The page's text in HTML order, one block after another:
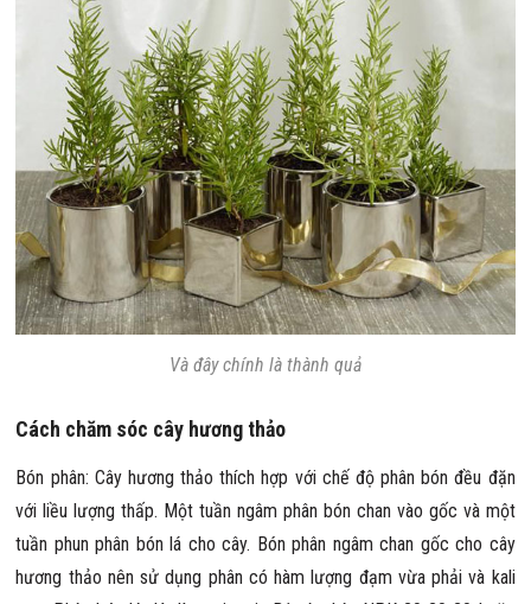
Và đây chính là thành quả
Cách chăm sóc cây hương thảo
Bón phân: Cây hương thảo thích hợp với chế độ phân bón đều đặn
với liều lượng thấp. Một tuần ngâm phân bón chan vào gốc và một
tuần phun phân bón lá cho cây. Bón phân ngâm chan gốc cho cây
hương thảo nên sử dụng phân có hàm lượng đạm vừa phải và kali